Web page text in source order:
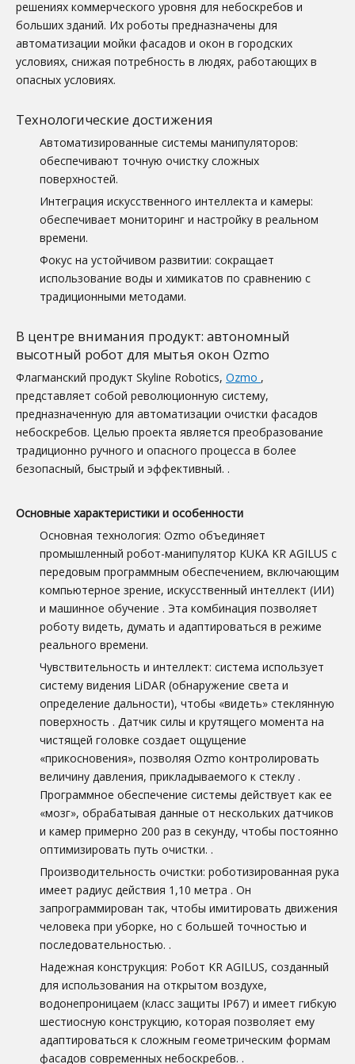
решениях коммерческого уровня для небоскребов и
больших зданий. Их роботы предназначены для
автоматизации мойки фасадов и окон в городских
условиях, снижая потребность в людях, работающих в
опасных условиях.
Технологические достижения
Автоматизированные системы манипуляторов:
обеспечивают точную очистку сложных
поверхностей.
Интеграция искусственного интеллекта и камеры:
обеспечивает мониторинг и настройку в реальном
времени.
Фокус на устойчивом развитии: сокращает
использование воды и химикатов по сравнению с
традиционными методами.
В центре внимания продукт: автономный
высотный робот для мытья окон Ozmo
Флагманский продукт Skyline Robotics, Ozmo ,
представляет собой революционную систему,
предназначенную для автоматизации очистки фасадов
небоскребов. Целью проекта является преобразование
традиционно ручного и опасного процесса в более
безопасный, быстрый и эффективный. .
Основные характеристики и особенности
Основная технология: Ozmo объединяет
промышленный робот-манипулятор KUKA KR AGILUS с
передовым программным обеспечением, включающим
компьютерное зрение, искусственный интеллект (ИИ)
и машинное обучение . Эта комбинация позволяет
роботу видеть, думать и адаптироваться в режиме
реального времени.
Чувствительность и интеллект: система использует
систему видения LiDAR (обнаружение света и
определение дальности), чтобы «видеть» стеклянную
поверхность . Датчик силы и крутящего момента на
чистящей головке создает ощущение
«прикосновения», позволяя Ozmo контролировать
величину давления, прикладываемого к стеклу .
Программное обеспечение системы действует как ее
«мозг», обрабатывая данные от нескольких датчиков
и камер примерно 200 раз в секунду, чтобы постоянно
оптимизировать путь очистки. .
Производительность очистки: роботизированная рука
имеет радиус действия 1,10 метра . Он
запрограммирован так, чтобы имитировать движения
человека при уборке, но с большей точностью и
последовательностью. .
Надежная конструкция: Робот KR AGILUS, созданный
для использования на открытом воздухе,
водонепроницаем (класс защиты IP67) и имеет гибкую
шестиосную конструкцию, которая позволяет ему
адаптироваться к сложным геометрическим формам
фасадов современных небоскребов. .